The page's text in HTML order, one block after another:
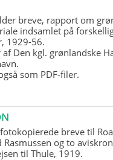
breve, rapport om
indsamlet på
1929-56.
Den kgl. grønlandske
som PDF-filer.
breve til
og to
til Thule, 1919.